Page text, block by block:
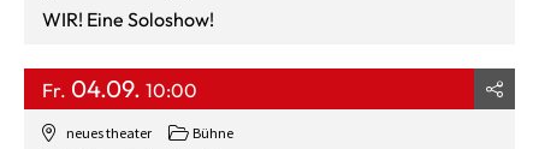
WIR! Eine Soloshow!
neues theater Bühne
Fr. 04.09. 10:00